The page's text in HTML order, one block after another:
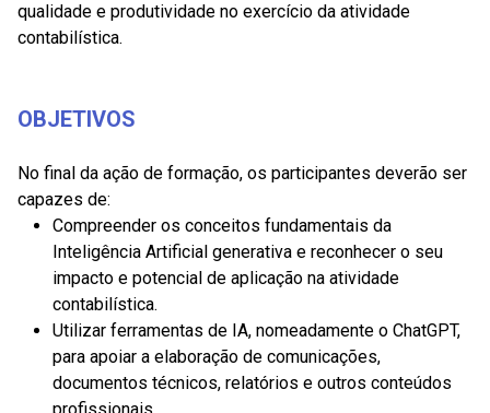
qualidade e produtividade no exercício da atividade
contabilística.
OBJETIVOS
No final da ação de formação, os participantes deverão ser
capazes de:
Compreender os conceitos fundamentais da
Inteligência Artificial generativa e reconhecer o seu
impacto e potencial de aplicação na atividade
contabilística.
Utilizar ferramentas de IA, nomeadamente o ChatGPT,
para apoiar a elaboração de comunicações,
documentos técnicos, relatórios e outros conteúdos